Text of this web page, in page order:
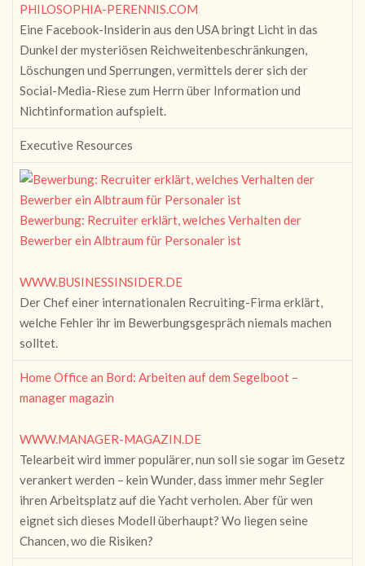
PHILOSOPHIA-PERENNIS.COM
Eine Facebook-Insiderin aus den USA bringt Licht in das
Dunkel der mysteriösen Reichweitenbeschränkungen,
Löschungen und Sperrungen, vermittels derer sich der
Social-Media-Riese zum Herrn über Information und
Nichtinformation aufspielt.
Executive Resources
Bewerbung: Recruiter erklärt, welches Verhalten der
Bewerber ein Albtraum für Personaler ist
WWW.BUSINESSINSIDER.DE
Der Chef einer internationalen Recruiting-Firma erklärt,
welche Fehler ihr im Bewerbungsgespräch niemals machen
solltet.
Home Office an Bord: Arbeiten auf dem Segelboot –
manager magazin
WWW.MANAGER-MAGAZIN.DE
Telearbeit wird immer populärer, nun soll sie sogar im Gesetz
verankert werden – kein Wunder, dass immer mehr Segler
ihren Arbeitsplatz auf die Yacht verholen. Aber für wen
eignet sich dieses Modell überhaupt? Wo liegen seine
Chancen, wo die Risiken?